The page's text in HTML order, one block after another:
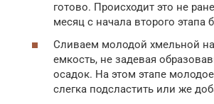
готово. Происходит это не
месяц с начала второго этапа
Сливаем молодой хмельной
емкость, не задевая
осадок. На этом этапе
слегка подсластить или же